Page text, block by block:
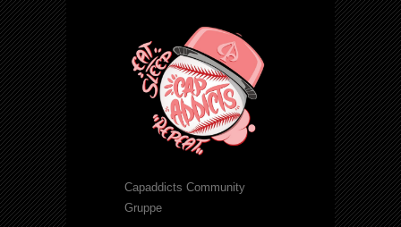
Capaddicts Community
Gruppe